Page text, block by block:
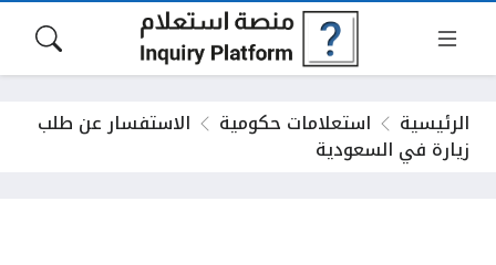
الرئيسية استعلامات حكومية الاستفسار عن طلب
زيارة في السعودية